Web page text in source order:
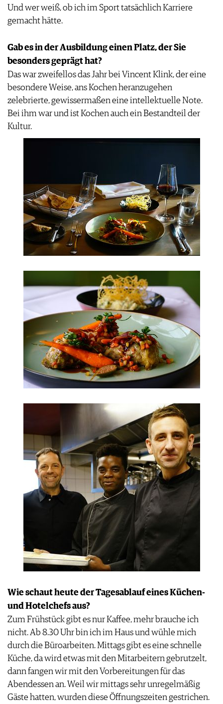
Und wer weiß, ob ich im Sport tatsächlich Karriere
gemacht hätte.
Gab es in der Ausbildung einen Platz, der Sie
besonders geprägt hat?
Das war zweifellos das Jahr bei Vincent Klink, der eine
besondere Weise, ans Kochen heranzugehen
zelebrierte, gewissermaßen eine intellektuelle Note.
Bei ihm war und ist Kochen auch ein Bestandteil der
Kultur.
Wie schaut heute der Tagesablauf eines Küchen-
und Hotelchefs aus?
Zum Frühstück gibt es nur Kaffee, mehr brauche ich
nicht. Ab 8.30 Uhr bin ich im Haus und wühle mich
durch die Büroarbeiten. Mittags gibt es eine schnelle
Küche, da wird etwas mit den Mitarbeitern gebrutzelt,
dann fangen wir mit den Vorbereitungen für das
Abendessen an. Weil wir mittags sehr unregelmäßig
Gäste hatten, wurden diese Öffnungszeiten gestrichen.